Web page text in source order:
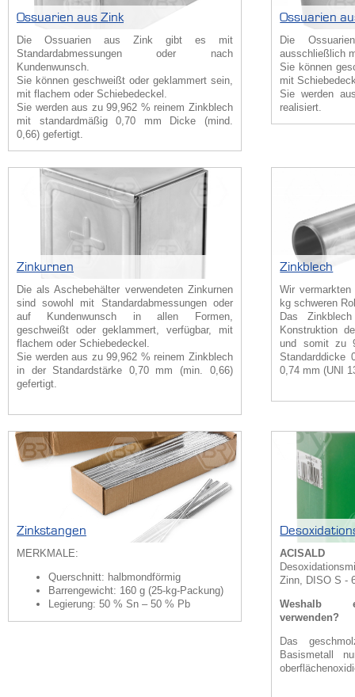
Ossuarien aus Zink
Die Ossuarien aus Zink gibt es mit
Standardabmessungen oder nach
Kundenwunsch.
Sie können geschweißt oder geklammert sein,
mit flachem oder Schiebedeckel.
Sie werden aus zu 99,962 % reinem Zinkblech
mit standardmäßig 0,70 mm Dicke (mind.
0,66) gefertigt.
Ossuarien
Die
ausschließlich
Sie können
mit
Sie werden
realisiert.
Zinkurnen
Die als Aschebehälter verwendeten Zinkurnen
sind sowohl mit Standardabmessungen oder
auf Kundenwunsch in allen Formen,
geschweißt oder geklammert, verfügbar, mit
flachem oder Schiebedeckel.
Sie werden aus zu 99,962 % reinem Zinkblech
in der Standardstärke 0,70 mm (min. 0,66)
gefertigt.
Zinkblech
Wir
kg schweren
Das
Konstruktion
und somit zu
Standarddicke
0,74 mm (UNI
Zinkstangen
MERKMALE:
Querschnitt: halbmondförmig
Barrengewicht: 160 g (25-kg-Packung)
Legierung: 50 % Sn – 50 % Pb
ACISALD
Zinn, DISO S -
Weshalb
verwenden?
Das
Basismetall